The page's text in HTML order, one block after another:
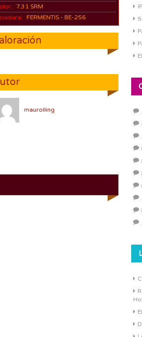
7.31 SRM
FERMENTIS - BE-256
maurolling